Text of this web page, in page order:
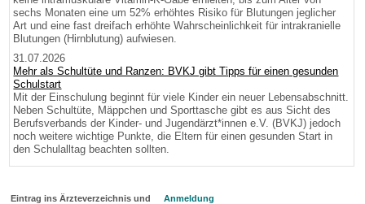
sechs Monaten eine um 52% erhöhtes Risiko für Blutungen jeglicher
Art und eine fast dreifach erhöhte Wahrscheinlichkeit für intrakranielle
Blutungen (Hirnblutung) aufwiesen.
31.07.2026
Mehr als Schultüte und Ranzen: BVKJ gibt Tipps für einen gesunden
Schulstart
Mit der Einschulung beginnt für viele Kinder ein neuer Lebensabschnitt.
Neben Schultüte, Mäppchen und Sporttasche gibt es aus Sicht des
Berufsverbands der Kinder- und Jugendärzt*innen e.V. (BVKJ) jedoch
noch weitere wichtige Punkte, die Eltern für einen gesunden Start in
den Schulalltag beachten sollten.
Eintrag ins Ärzteverzeichnis und
Anmeldung